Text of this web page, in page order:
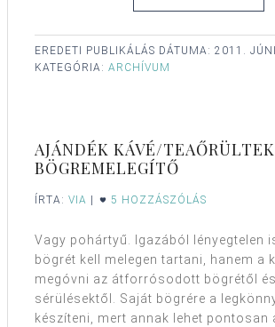
EREDETI PUBLIKÁLÁS DÁTUMA: 2011.
KATEGÓRIA: ARCHÍVUM
AJÁNDÉK KÁVÉ/
BÖGREMELEGÍTŐ
ÍRTA: VIA 5 HOZZÁSZÓLÁS
Vagy pohártyű. Igazából lényegtelen
bögrét kell melegen tartani, hanem a
megóvni az átforrósodott bögrétől
sérülésektől. Saját bögrére a
készíteni, mert annak lehet pontosan